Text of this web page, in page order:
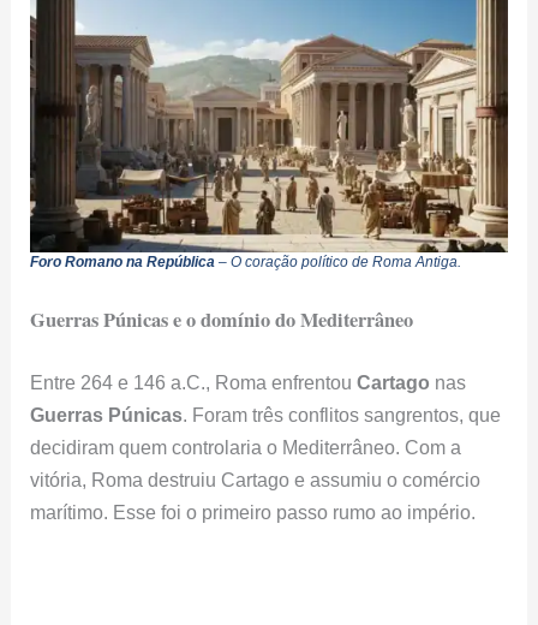
Foro Romano na República – O coração político de Roma Antiga.
Guerras Púnicas e o domínio do Mediterrâneo
Entre 264 e 146 a.C., Roma enfrentouCartago nas
Guerras Púnicas . Foram três conflitos sangrentos, que
decidiram quem controlaria o Mediterrâneo. Com a
vitória, Roma destruiu Cartago e assumiu o comércio
marítimo. Esse foi o primeiro passo rumo ao império.